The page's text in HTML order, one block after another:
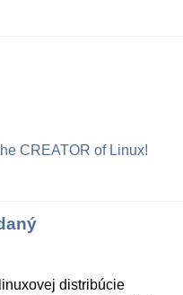
CREATOR of Linux!
distribúcie